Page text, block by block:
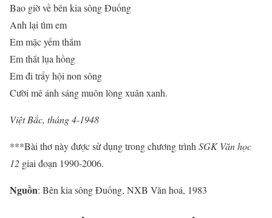
Bao giờ về bên kia sông Đuống
Anh lại tìm em
Em mặc yếm thắm
Em thắt lụa hồng
Em đi trẩy hội non sông
Cười mê ánh sáng muôn lòng xuân xanh.
Việt Bắc, tháng 4-1948
***Bài thơ này được sử dụng trong chương trình SGK Văn học
12 giai đoạn 1990-2006.
Nguồn: Bên kia sông Đuống, NXB Văn hoá, 1983